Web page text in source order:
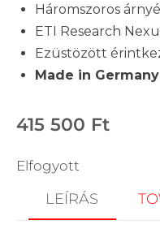
Háromszoros
ETI Research
Ezüstözött
Made in Germany
415 500 Ft
Elfogyott
LEÍRÁS